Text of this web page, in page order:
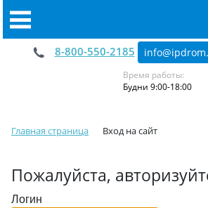
8-800-550-2185 info@ipdrom.
Время работы:
Будни 9:00-18:00
Главная страница Вход на сайт
Пожалуйста,
Логин